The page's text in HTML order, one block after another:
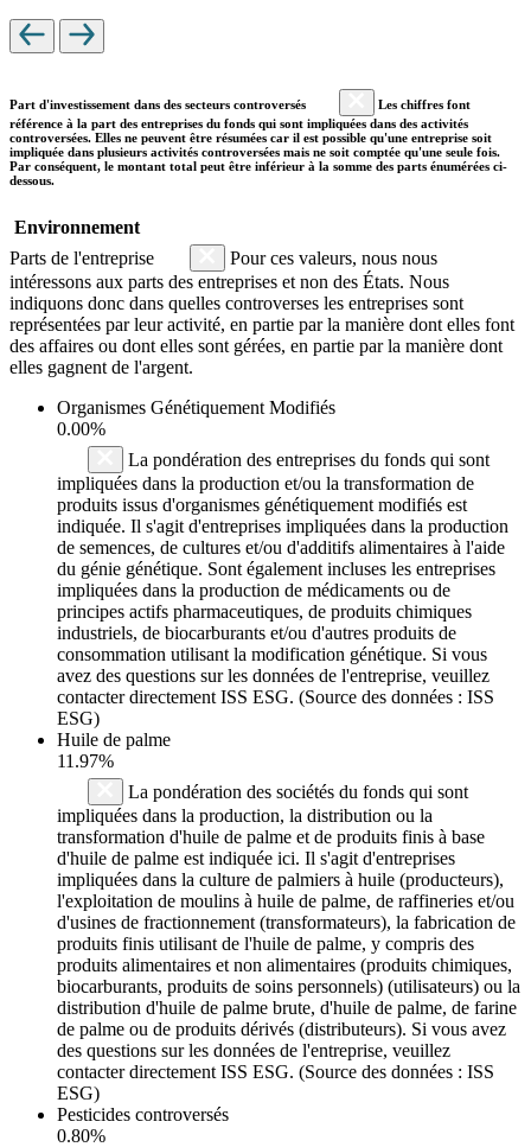
Part d'investissement dans des secteurs controversés
Les chiffres font
référence à la part des entreprises du fonds qui sont impliquées dans des activités
controversées. Elles ne peuvent être résumées car il est possible qu'une entreprise soit
impliquée dans plusieurs activités controversées mais ne soit comptée qu'une seule fois.
Par conséquent, le montant total peut être inférieur à la somme des parts énumérées ci-
dessous.
Environnement
Parts de l'entreprise
Pour ces valeurs, nous nous
intéressons aux parts des entreprises et non des États. Nous
indiquons donc dans quelles controverses les entreprises sont
représentées par leur activité, en partie par la manière dont elles font
des affaires ou dont elles sont gérées, en partie par la manière dont
elles gagnent de l'argent.
Organismes Génétiquement Modifiés
0.00%
La pondération des entreprises du fonds qui sont
impliquées dans la production et/ou la transformation de
produits issus d'organismes génétiquement modifiés est
indiquée. Il s'agit d'entreprises impliquées dans la production
de semences, de cultures et/ou d'additifs alimentaires à l'aide
du génie génétique. Sont également incluses les entreprises
impliquées dans la production de médicaments ou de
principes actifs pharmaceutiques, de produits chimiques
industriels, de biocarburants et/ou d'autres produits de
consommation utilisant la modification génétique. Si vous
avez des questions sur les données de l'entreprise, veuillez
contacter directement ISS ESG. (Source des données : ISS
ESG)
Huile de palme
11.97%
La pondération des sociétés du fonds qui sont
impliquées dans la production, la distribution ou la
transformation d'huile de palme et de produits finis à base
d'huile de palme est indiquée ici. Il s'agit d'entreprises
impliquées dans la culture de palmiers à huile (producteurs),
l'exploitation de moulins à huile de palme, de raffineries et/ou
d'usines de fractionnement (transformateurs), la fabrication de
produits finis utilisant de l'huile de palme, y compris des
produits alimentaires et non alimentaires (produits chimiques,
biocarburants, produits de soins personnels) (utilisateurs) ou la
distribution d'huile de palme brute, d'huile de palme, de farine
de palme ou de produits dérivés (distributeurs). Si vous avez
des questions sur les données de l'entreprise, veuillez
contacter directement ISS ESG. (Source des données : ISS
ESG)
Pesticides controversés
0.80%